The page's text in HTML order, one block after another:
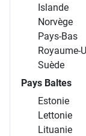
Islande
Norvège
Pays-Bas
Royaume-
Suède
Pays Baltes
Estonie
Lettonie
Lituanie